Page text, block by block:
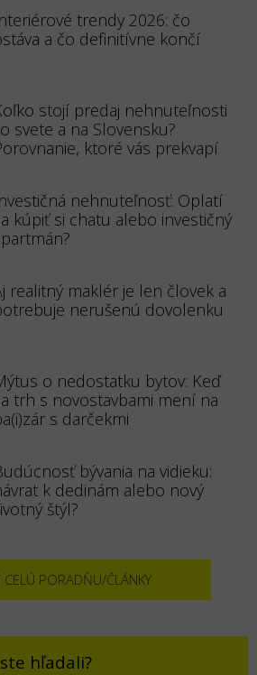
trendy 2026: čo
a čo definitívne končí
stojí predaj nehnuteľnosti
svete a na Slovensku?
ktoré vás prekvapí
nehnuteľnosť: Oplatí
kúpiť si chatu alebo investičný
realitný maklér je len človek a
nerušenú dovolenku
o nedostatku bytov: Keď
trh s novostavbami mení na
s darčekmi
bývania na vidieku:
k dedinám alebo nový
štýl?
PORADŇU/ČLÁNKY
hľadali?